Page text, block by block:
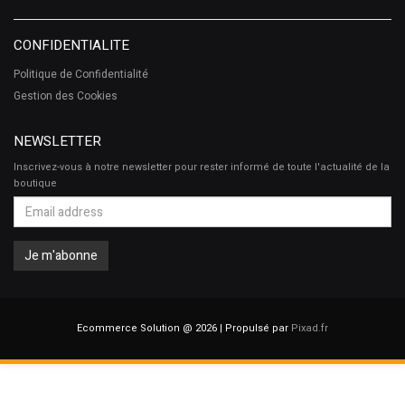
CONFIDENTIALITE
Politique de Confidentialité
Gestion des Cookies
NEWSLETTER
Inscrivez-vous à notre newsletter pour rester informé de toute l'actualité de la
boutique
Ecommerce Solution @ 2026 | Propulsé par Pixad.fr